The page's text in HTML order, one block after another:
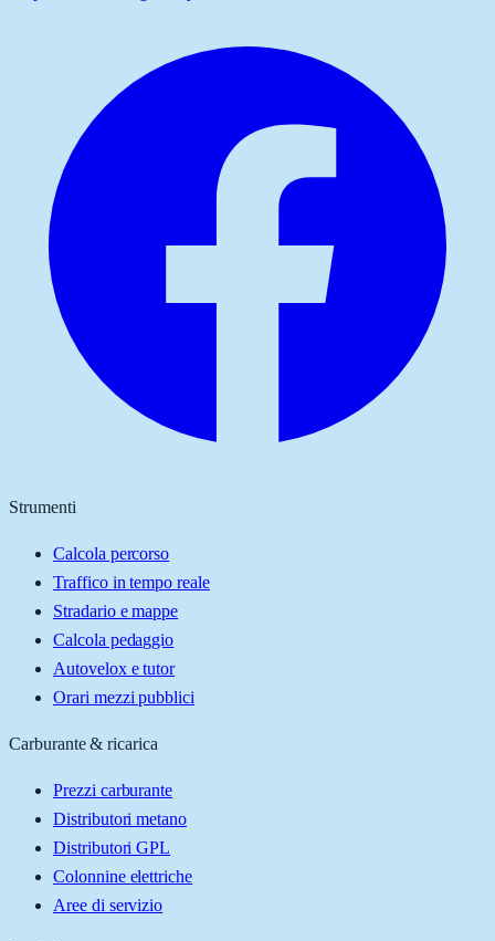
Strumenti
Calcola percorso
Traffico in tempo reale
Stradario e mappe
Calcola pedaggio
Autovelox e tutor
Orari mezzi pubblici
Carburante & ricarica
Prezzi carburante
Distributori metano
Distributori GPL
Colonnine elettriche
Aree di servizio